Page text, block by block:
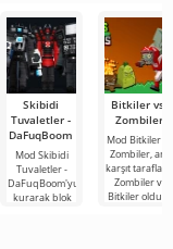
dünyanın
Skibidi
Tuvaletler -
DaFuqBoom
Mod Skibidi
Tuvaletler -
DaFuqBoom'yu
kurarak blok
Bitkiler vs.
Zombiler
Mod Bitkiler
Zombiler, ana
karşıt
Zombiler ve
Bitkiler olduğu